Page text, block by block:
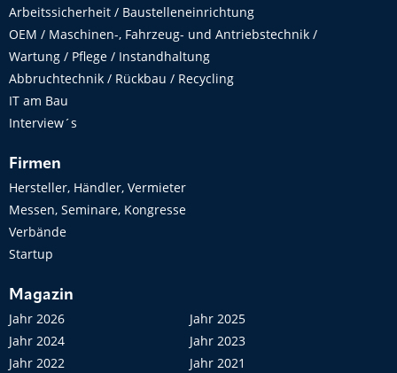
Arbeitssicherheit / Baustelleneinrichtung
OEM / Maschinen-, Fahrzeug- und Antriebstechnik /
Wartung / Pflege / Instandhaltung
Abbruchtechnik / Rückbau / Recycling
IT am Bau
Interview´s
Firmen
Hersteller, Händler, Vermieter
Messen, Seminare, Kongresse
Verbände
Startup
Magazin
Jahr 2026
Jahr 2025
Jahr 2024
Jahr 2023
Jahr 2022
Jahr 2021